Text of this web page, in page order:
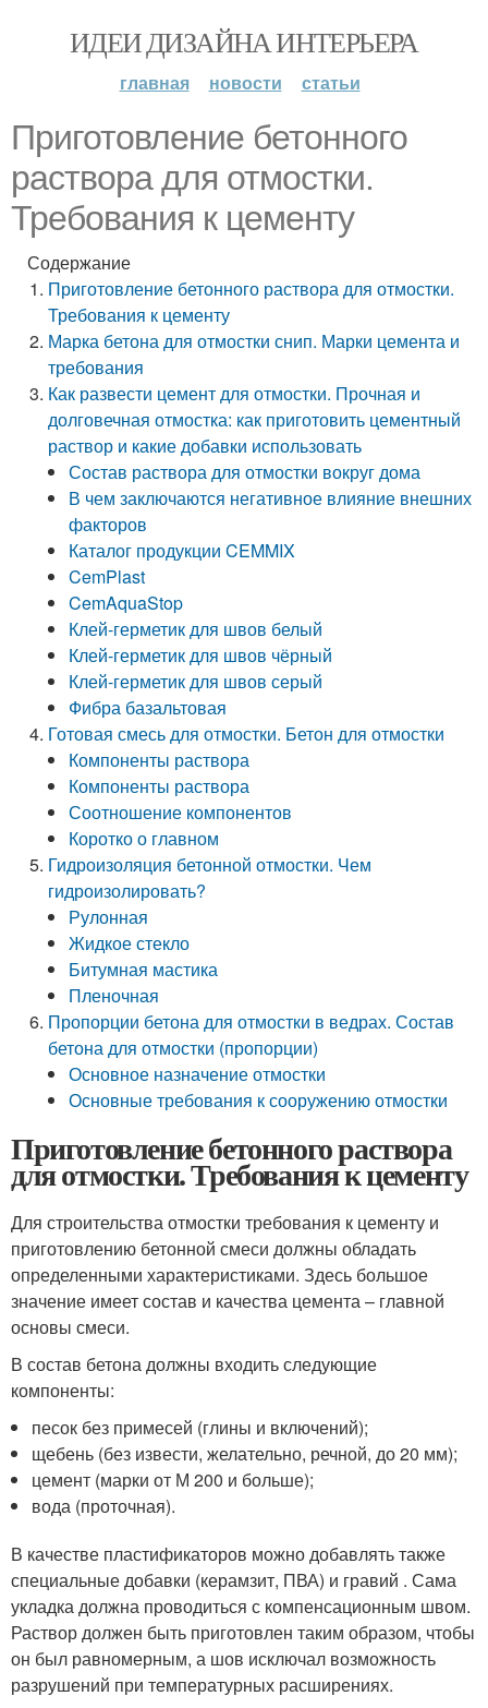
ИДЕИ ДИЗАЙНА ИНТЕРЬЕРА
главная новости статьи
Приготовление бетонного
раствора для отмостки.
Требования к цементу
Содержание
Приготовление бетонного раствора для отмостки.
Требования к цементу
Марка бетона для отмостки снип. Марки цемента и
требования
Как развести цемент для отмостки. Прочная и
долговечная отмостка: как приготовить цементный
раствор и какие добавки использовать
Состав раствора для отмостки вокруг дома
В чем заключаются негативное влияние внешних
факторов
Каталог продукции CEMMIX
CemPlast
CemAquaStop
Клей-герметик для швов белый
Клей-герметик для швов чёрный
Клей-герметик для швов серый
Фибра базальтовая
Готовая смесь для отмостки. Бетон для отмостки
Компоненты раствора
Компоненты раствора
Соотношение компонентов
Коротко о главном
Гидроизоляция бетонной отмостки. Чем
гидроизолировать?
Рулонная
Жидкое стекло
Битумная мастика
Пленочная
Пропорции бетона для отмостки в ведрах. Состав
бетона для отмостки (пропорции)
Основное назначение отмостки
Основные требования к сооружению отмостки
Приготовление бетонного раствора
для отмостки. Требования к цементу
Для строительства отмостки требования к цементу и
приготовлению бетонной смеси должны обладать
определенными характеристиками. Здесь большое
значение имеет состав и качества цемента – главной
основы смеси.
В состав бетона должны входить следующие
компоненты:
песок без примесей (глины и включений);
щебень (без извести, желательно, речной, до 20 мм);
цемент (марки от М 200 и больше);
вода (проточная).
В качестве пластификаторов можно добавлять также
специальные добавки (керамзит, ПВА) и гравий . Сама
укладка должна проводиться с компенсационным швом.
Раствор должен быть приготовлен таким образом, чтобы
он был равномерным, а шов исключал возможность
разрушений при температурных расширениях.